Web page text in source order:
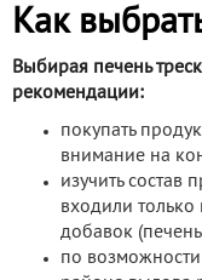
Как
Выбирая печень
рекомендации:
покупать
внимание на
изучить состав
входили только
добавок
по возможности